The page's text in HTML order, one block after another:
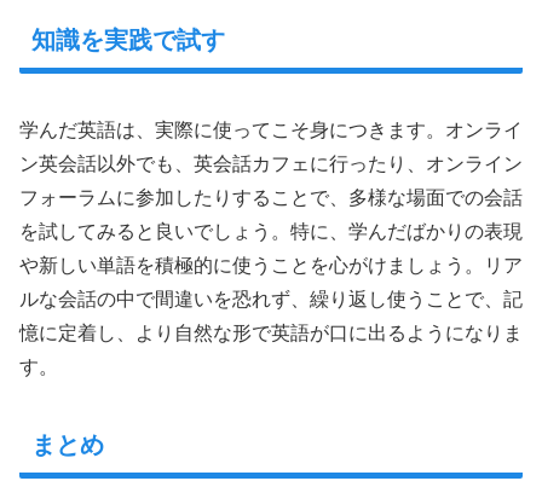
知識を実践で試す
学んだ英語は、実際に使ってこそ身につきます。オンライ
ン英会話以外でも、英会話カフェに行ったり、オンライン
フォーラムに参加したりすることで、多様な場面での会話
を試してみると良いでしょう。特に、学んだばかりの表現
や新しい単語を積極的に使うことを心がけましょう。リア
ルな会話の中で間違いを恐れず、繰り返し使うことで、記
憶に定着し、より自然な形で英語が口に出るようになりま
す。
まとめ